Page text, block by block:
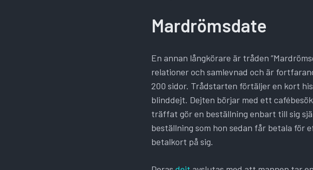
Mardrömsdate
En annan långkörare är tråden
relationer och samlevnad och är
200 sidor. Trådstarten förtäljer en kort
blinddejt. Dejten börjar med ett
träffat gör en beställning enbart till sig
beställning som hon sedan får betala för
betalkort på sig.